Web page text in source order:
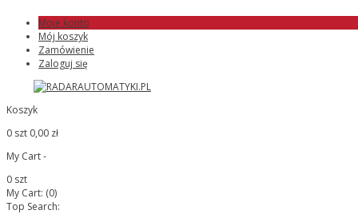
Moje konto
Mój koszyk
Zamówienie
Zaloguj się
Koszyk
0 szt 0,00 zł
My Cart -
0 szt
My Cart: (0)
Top Search: